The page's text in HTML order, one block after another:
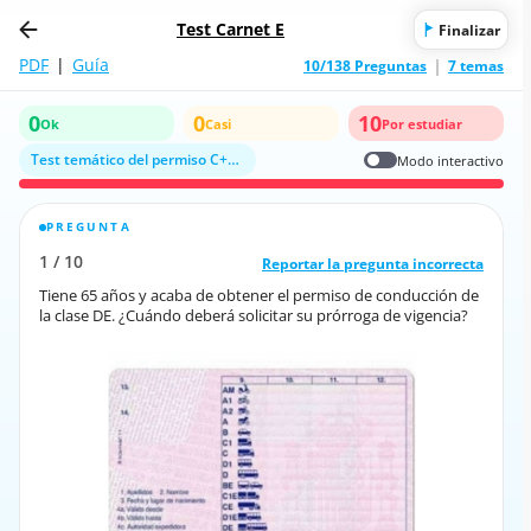
Test Carnet E Finalizar
PDF | Guía 10/138 Preguntas 7 temas
0Ok 0Casi 10Por estudiar
Test temático del permiso C+E y D+E sobre conceptos y requisitos
Modo interactivo
PREGUNTA
1 / 10 Reportar la pregunta incorrecta
Tiene 65 años y acaba de obtener el permiso de conducción de
la clase DE. ¿Cuándo deberá solicitar su prórroga de vigencia?
1
/
10
Reportar la pregunta incorrecta
Tiene 65 años y acaba de obtener el permiso de conducción de
la clase DE. ¿Cuándo deberá solicitar su prórroga de vigencia?